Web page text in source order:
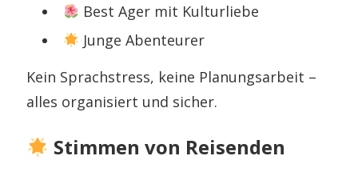
Best Ager mit Kulturliebe
Junge Abenteurer
Kein Sprachstress, keine Planungsarbeit –
alles organisiert und sicher.
Stimmen von Reisenden